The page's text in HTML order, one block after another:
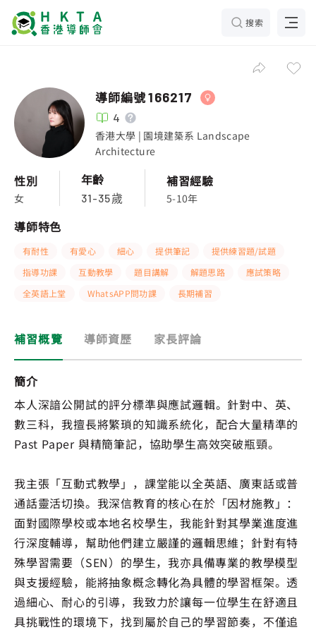
搜索
導師編號166217
4
香港大學 | 園境建築系 Landscape
Architecture
性別
女
年齡
31-35歲
補習經驗
5-10年
導師特色
有耐性 有愛心 細心 提供筆記
提供練習題/試題
指導功課
互動教學 題目講解 解題思路
應試策略
全英語上堂
WhatsAPP問功課 長期補習
補習概覽 導師資歷 家長評論
簡介
本人深諳公開試的評分標準與應試邏輯。針對中、英、
數三科，我擅長將繁瑣的知識系統化，配合大量精準的
Past Paper 與精簡筆記，協助學生高效突破瓶頸。
我主張「互動式教學」，課堂能以全英語、廣東話或普
通話靈活切換。我深信教育的核心在於「因材施教」：
面對國際學校或本地名校學生，我能針對其學業進度進
行深度輔導，幫助他們建立嚴謹的邏輯思維；針對有特
殊學習需要（SEN）的學生，我亦具備專業的教學模型
與支援經驗，能將抽象概念轉化為具體的學習框架。透
過細心、耐心的引導，我致力於讓每一位學生在舒適且
具挑戰性的環境下，找到屬於自己的學習節奏，不僅追